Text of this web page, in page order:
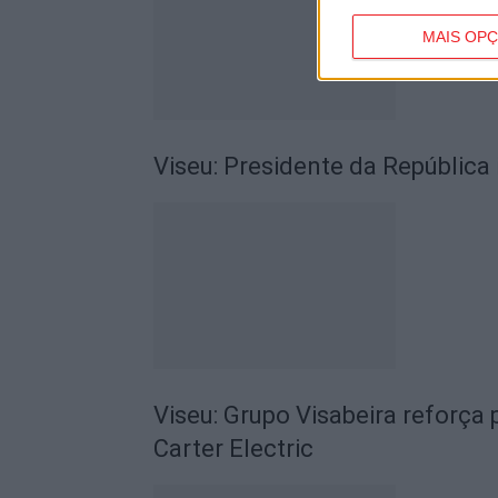
MAIS
Viseu: Presidente da
Viseu: Grupo Visabeira reforça
Carter Electric